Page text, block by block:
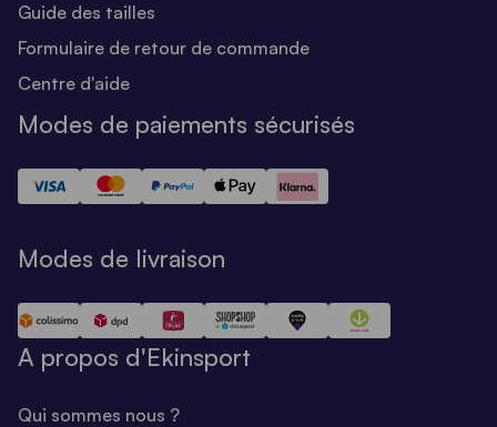
Guide des tailles
Formulaire de retour de commande
Centre d'aide
Modes de paiements sécurisés
Modes de livraison
A propos d'Ekinsport
Qui sommes nous ?